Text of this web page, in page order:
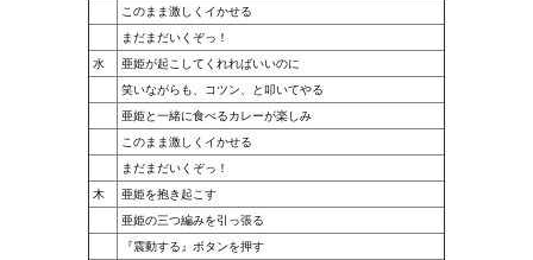
このまま激しくイかせる
まだまだいくぞっ！
水
亜姫が起こしてくれればいいのに
笑いながらも、コツン、と叩いてやる
亜姫と一緒に食べるカレーが楽しみ
このまま激しくイかせる
まだまだいくぞっ！
木
亜姫を抱き起こす
亜姫の三つ編みを引っ張る
『震動する』ボタンを押す